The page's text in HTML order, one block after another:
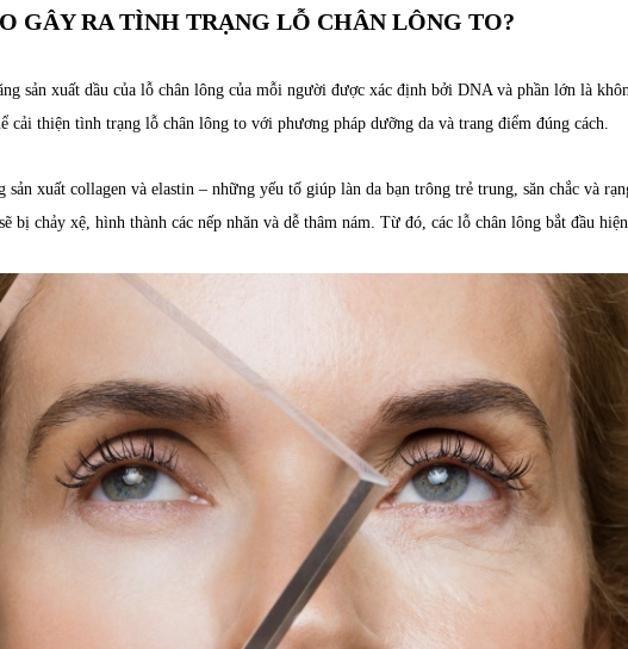
GÂY RA TÌNH TRẠNG LỖ CHÂN LÔNG TO?
sản xuất dầu của lỗ chân lông của mỗi người được xác định bởi DNA và phần lớn là
cải thiện tình trạng lỗ chân lông to với phương pháp dưỡng da và trang điểm đúng cách.
xuất collagen và elastin – những yếu tố giúp làn da bạn trông trẻ trung, săn chắc và
bị chảy xệ, hình thành các nếp nhăn và dễ thâm nám. Từ đó, các lỗ chân lông bắt đầu